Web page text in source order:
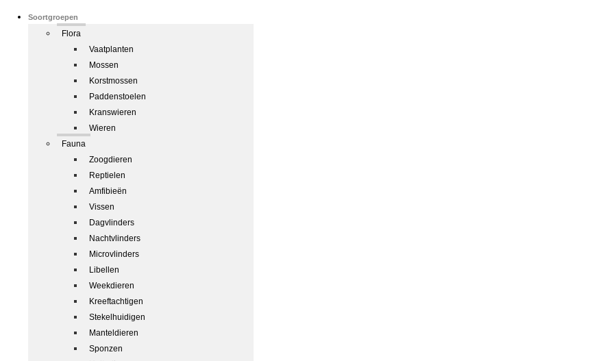
Soortgroepen
Flora
Vaatplanten
Mossen
Korstmossen
Paddenstoelen
Kranswieren
Wieren
Fauna
Zoogdieren
Reptielen
Amfibieën
Vissen
Dagvlinders
Nachtvlinders
Microvlinders
Libellen
Weekdieren
Kreeftachtigen
Stekelhuidigen
Manteldieren
Sponzen